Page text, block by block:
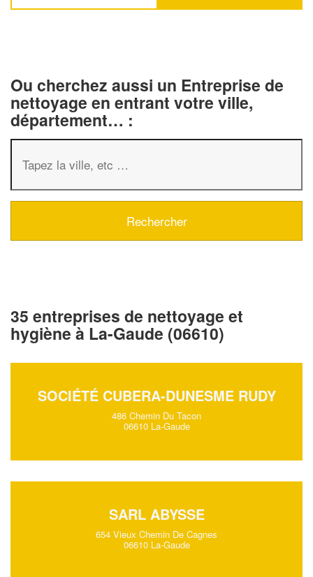
Ou cherchez aussi un Entreprise de
nettoyage en entrant votre ville,
département… :
35 entreprises de nettoyage et
hygiène à La-Gaude (06610)
SOCIÉTÉ CUBERA-DUNESME RUDY
486 Chemin Du Tacon
06610 La-Gaude
SARL ABYSSE
654 Vieux Chemin De Cagnes
06610 La-Gaude